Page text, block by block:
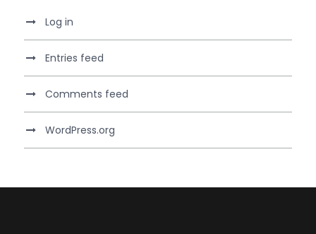
Log in
Entries feed
Comments feed
WordPress.org